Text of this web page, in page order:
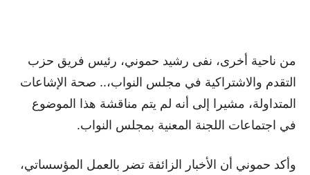
من ناحية أخرى، نفى رشيد حموني، رئيس فريق حزب
التقدم والاشتراكية في مجلس النواب،.. صحة الإشاعات
المتداولة، مشيرا إلى أنه لم يتم مناقشة هذا الموضوع
في اجتماعات اللجنة المعنية بمجلس النواب.
وأكد حموني أن الأخبار الزائفة تضر بالعمل المؤسساتي،